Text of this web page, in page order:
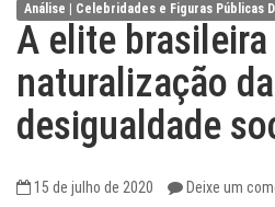
Análise | Celebridades e Figuras Públicas
A elite brasileira
naturalização da
desigualdade
15 de julho de 2020 Deixe um